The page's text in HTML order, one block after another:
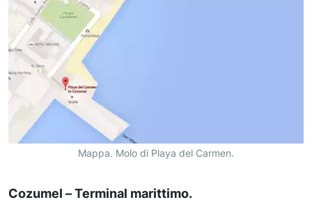
Mappa. Molo di Playa del Carmen.
Cozumel – Terminal marittimo.